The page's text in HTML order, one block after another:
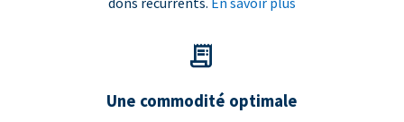
Une commodité optimale